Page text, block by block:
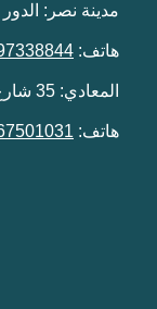
مدينة نصر: الدور الاول،
هاتف:
المعادي: 35 شارع النصر، المعادي.
هاتف: